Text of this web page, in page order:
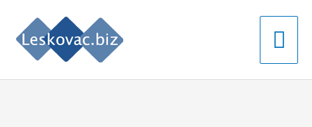
na
sadržaj